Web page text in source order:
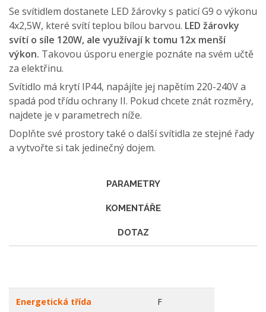
Se svítidlem dostanete LED žárovky s paticí G9 o výkonu
4x2,5W, které svítí teplou bílou barvou. LED žárovky
svítí o síle 120W, ale využívají k tomu 12x menší
výkon. Takovou úsporu energie poznáte na svém učtě
za elektřinu.
Svítidlo má krytí IP44, napájíte jej napětím 220-240V a
spadá pod třídu ochrany II. Pokud chcete znát rozměry,
najdete je v parametrech níže.
Doplňte své prostory také o další svítidla ze stejné řady
a vytvořte si tak jedinečný dojem.
PARAMETRY
KOMENTÁŘE
DOTAZ
Energetická třída F